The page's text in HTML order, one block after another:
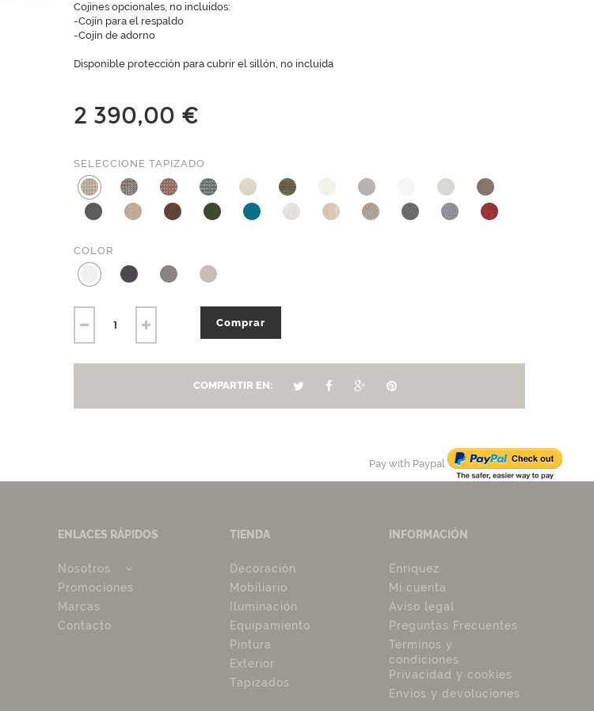
Cojines opcionales, no incluidos:
-Cojín para el respaldo
-Cojín de adorno
Disponible protección para cubrir el sillón, no incluida
2 390,00 €
SELECCIONE TAPIZADO
COLOR
Comprar
COMPARTIR EN:
Pay with Paypal
ENLACES RÁPIDOS
Nosotros
Promociones
Marcas
Contacto
TIENDA
Decoración
Mobiliario
Iluminación
Equipamiento
Pintura
Exterior
Tapizados
INFORMACIÓN
Enríquez
Mi cuenta
Aviso legal
Preguntas Frecuentes
Términos y
condiciones
Privacidad y cookies
Envíos y devoluciones